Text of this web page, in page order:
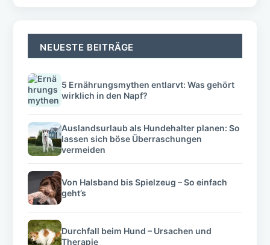
NEUESTE BEITRÄGE
5 Ernährungsmythen entlarvt: Was gehört
wirklich in den Napf?
Auslandsurlaub als Hundehalter planen: So
lassen sich böse Überraschungen
vermeiden
Von Halsband bis Spielzeug – So einfach
geht’s
Durchfall beim Hund – Ursachen und
Therapie